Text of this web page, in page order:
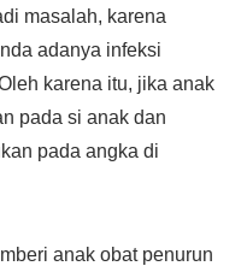
masalah, karena
adanya infeksi
karena itu, jika anak
pada si anak dan
pada angka di
anak obat penurun